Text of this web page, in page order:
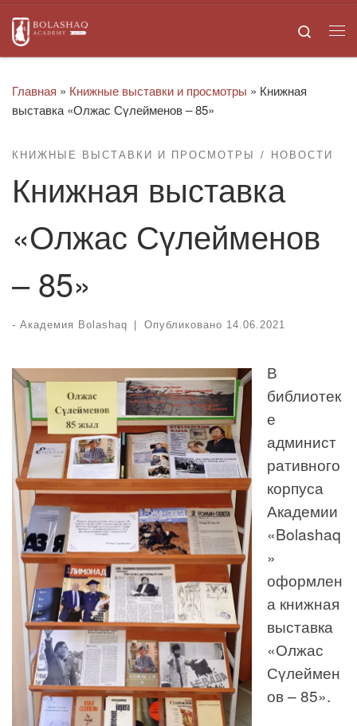
Skip to content Search
Главная » Книжные выставки и просмотры » Книжная
выставка «Олжас Сүлейменов – 85»
КНИЖНЫЕ ВЫСТАВКИ И ПРОСМОТРЫ НОВОСТИ
Книжная выставка
«Олжас Сүлейменов
– 85»
- Академия Bolashaq Опубликовано 14.06.2021
В
библиотек
е
админист
ративного
корпуса
Академии
«Bolashaq
»
оформлен
а книжная
выставка
«Олжас
Сүлеймен
ов – 85».